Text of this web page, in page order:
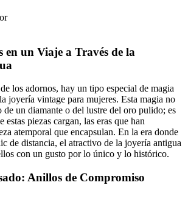
en un Viaje a Través de la
los adornos, hay un tipo especial de magia
joyería vintage para mujeres. Esta magia no
de un diamante o del lustre del oro pulido; es
estas piezas cargan, las eras que han
atemporal que encapsulan. En la era donde
de distancia, el atractivo de la joyería antigua
con un gusto por lo único y lo histórico.
Anillos de Compromiso